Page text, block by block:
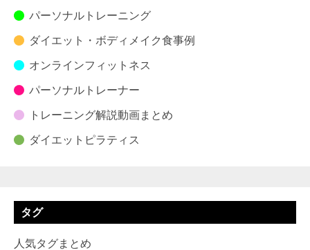
パーソナルトレーニング
ダイエット・ボディメイク食事例
オンラインフィットネス
パーソナルトレーナー
トレーニング解説動画まとめ
ダイエットピラティス
タグ
人気タグまとめ